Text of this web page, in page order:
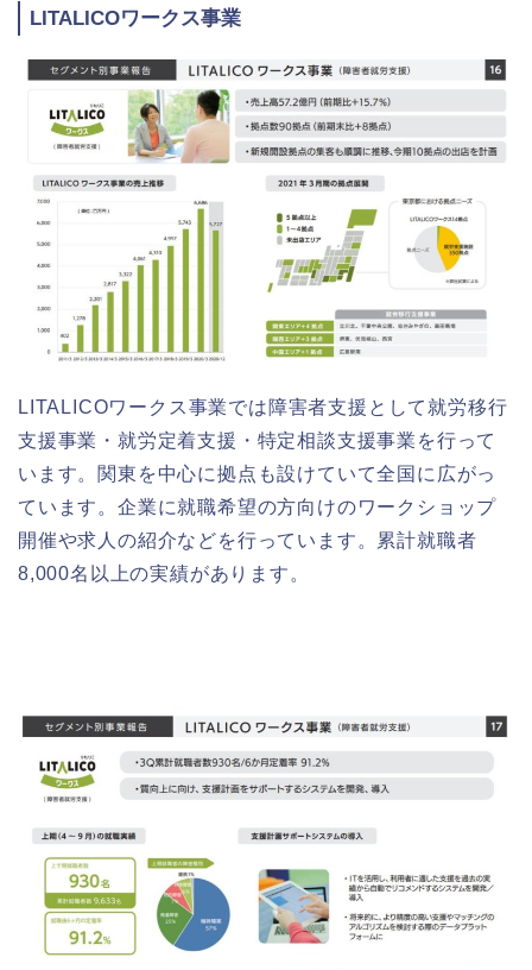
LITALICOワークス事業
LITALICOワークス事業では障害者支援として就労移行
支援事業・就労定着支援・特定相談支援事業を行って
います。関東を中心に拠点も設けていて全国に広がっ
ています。企業に就職希望の方向けのワークショップ
開催や求人の紹介などを行っています。累計就職者
8,000名以上の実績があります。